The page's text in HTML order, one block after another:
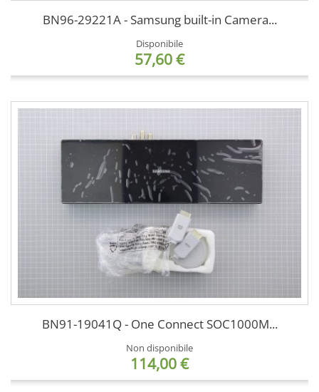
BN96-29221A - Samsung built-in Camera...
Disponibile
57,60 €
BN91-19041Q - One Connect SOC1000M...
Non disponibile
114,00 €